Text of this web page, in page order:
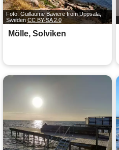
Foto: Guillaume Baviere from Uppsala,
SwedenCC BY-SA 2.0
Mölle, Solviken